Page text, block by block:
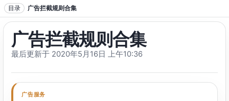
跳转到正文
目录 广告拦截规则合集
广告拦截规则合集
最后更新于 2020年5月16日 上午10:36
广告服务